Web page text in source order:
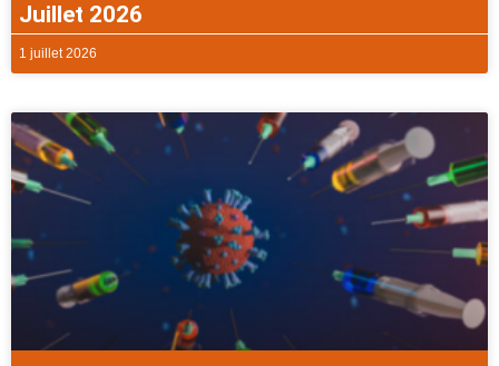
Juillet 2026
1 juillet 2026